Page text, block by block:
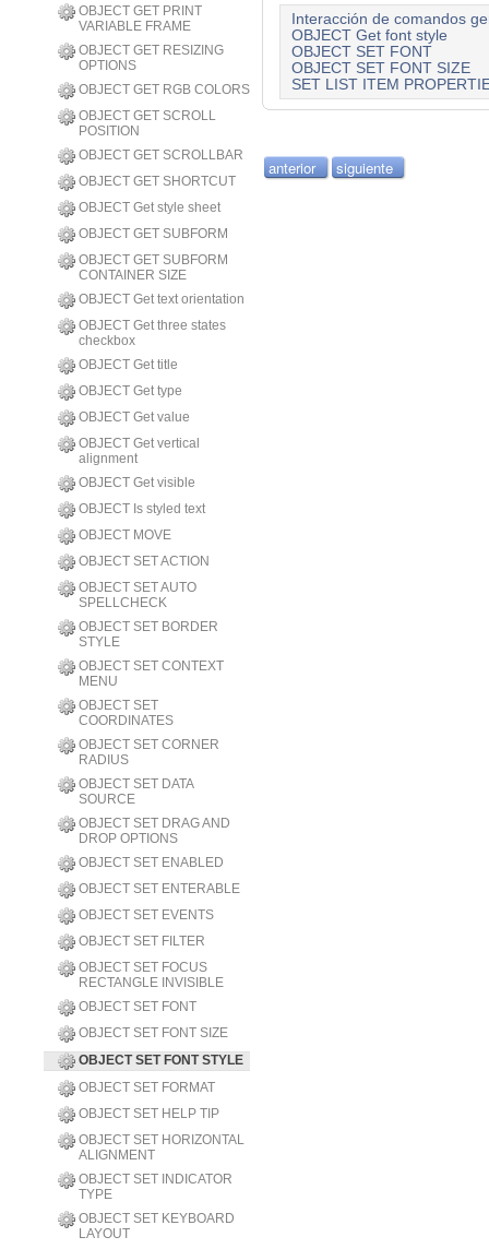
OBJECT GET PRINT
VARIABLE FRAME
OBJECT GET RESIZING
OPTIONS
OBJECT GET RGB COLORS
OBJECT GET SCROLL
POSITION
OBJECT GET SCROLLBAR
OBJECT GET SHORTCUT
OBJECT Get style sheet
OBJECT GET SUBFORM
OBJECT GET SUBFORM
CONTAINER SIZE
OBJECT Get text orientation
OBJECT Get three states
checkbox
OBJECT Get title
OBJECT Get type
OBJECT Get value
OBJECT Get vertical
alignment
OBJECT Get visible
OBJECT Is styled text
OBJECT MOVE
OBJECT SET ACTION
OBJECT SET AUTO
SPELLCHECK
OBJECT SET BORDER
STYLE
OBJECT SET CONTEXT
MENU
OBJECT SET
COORDINATES
OBJECT SET CORNER
RADIUS
OBJECT SET DATA
SOURCE
OBJECT SET DRAG AND
DROP OPTIONS
OBJECT SET ENABLED
OBJECT SET ENTERABLE
OBJECT SET EVENTS
OBJECT SET FILTER
OBJECT SET FOCUS
RECTANGLE INVISIBLE
OBJECT SET FONT
OBJECT SET FONT SIZE
OBJECT SET FONT STYLE
OBJECT SET FORMAT
OBJECT SET HELP TIP
OBJECT SET HORIZONTAL
ALIGNMENT
OBJECT SET INDICATOR
TYPE
OBJECT SET KEYBOARD
LAYOUT
Interacción de comandos
OBJECT Get font style
OBJECT SET FONT
OBJECT SET FONT SIZE
SET LIST ITEM
anterior siguiente